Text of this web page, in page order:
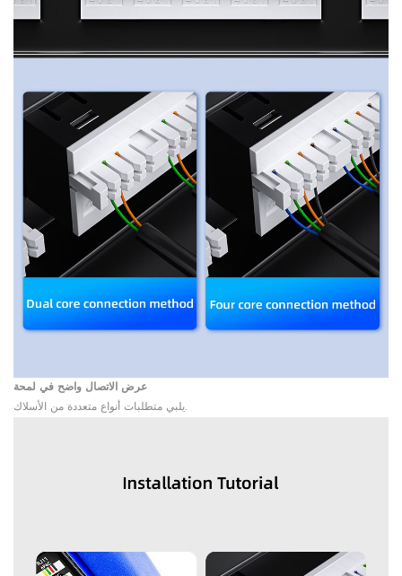
عرض الاتصال واضح في لمحة
يلبي متطلبات أنواع متعددة من الأسلاك.